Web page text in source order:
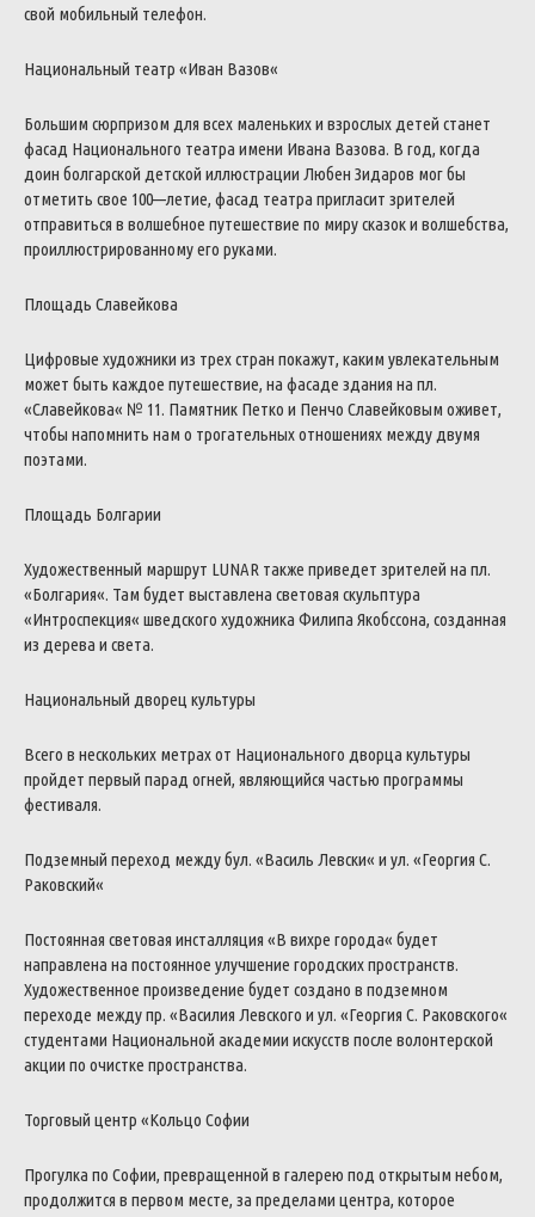
свой мобильный телефон.
Национальный театр «Иван Вазов«
Большим сюрпризом для всех маленькихи взрослых детей станет
фасад Национального театра имени Ивана Вазова. В год, когда
доин болгарской детской иллюстрации Любен Зидаров могбы
отметить свое 100—летие, фасад театра пригласит зрителей
отправиться в волшебное путешествие по мирусказоки волшебства,
проиллюстрированномуего руками.
Площадь Славейкова
Цифровые художники из трехстран покажут, каким увлекательным
может быть каждое путешествие, на фасаде здания на пл.
«Славейкова« № 11. Памятник Петко и Пенчо Славейковым оживет,
чтобы напомнить нам о трогательныхотношениях между двумя
поэтами.
Площадь Болгарии
Художественный маршрут LUNAR также приведет зрителей на пл.
«Болгария«. Там будет выставлена световая скульптура
«Интроспекция« шведского художника Филипа Якобссона, созданная
из дерева и света.
Национальный дворец культуры
Всего в нескольких метрахот Национального дворца культуры
пройдет первый парад огней, являющийся частью программы
фестиваля.
Подземный переход междубул. «Василь Левски« и ул. «Георгия С.
Раковский«
Постоянная световая инсталляция «В вихре города« будет
направлена на постоянное улучшение городскихпространств.
Художественное произведение будет создано в подземном
переходе междупр. «Василия Левского и ул. «Георгия С. Раковского«
студентами Национальной академии искусств после волонтерской
акции по очистке пространства.
Торговый центр «Кольцо Софии
Прогулка по Софии, превращенной в галерею под открытым небом,
продолжится в первом месте, за пределами центра, которое